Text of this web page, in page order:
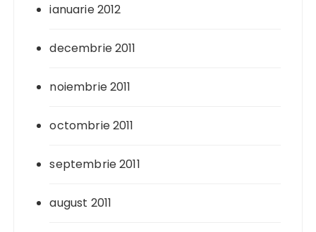
ianuarie 2012
decembrie 2011
noiembrie 2011
octombrie 2011
septembrie 2011
august 2011